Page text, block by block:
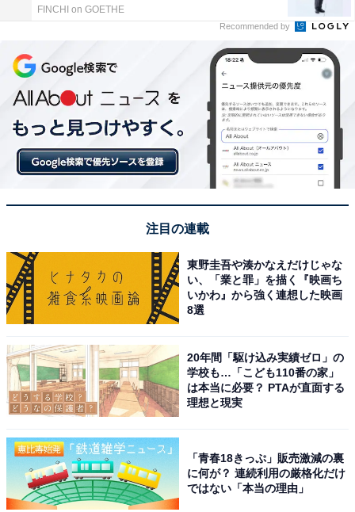
FINCHI on GOETHE
Recommended by
注目の連載
東野圭吾や湊かなえだけじゃな
い、「業と罪」を描く『映画ち
いかわ』から強く連想した映画
8選
20年間「駆け込み実績ゼロ」の
学校も…「こども110番の家」
は本当に必要？ PTAが直面する
理想と現実
「青春18きっぷ」販売激減の裏
に何が？ 連続利用の厳格化だけ
ではない「本当の理由」